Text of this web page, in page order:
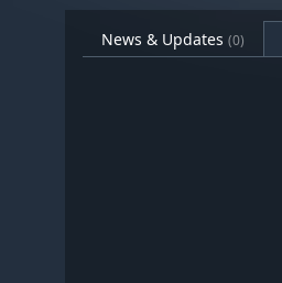
News & Updates (0)